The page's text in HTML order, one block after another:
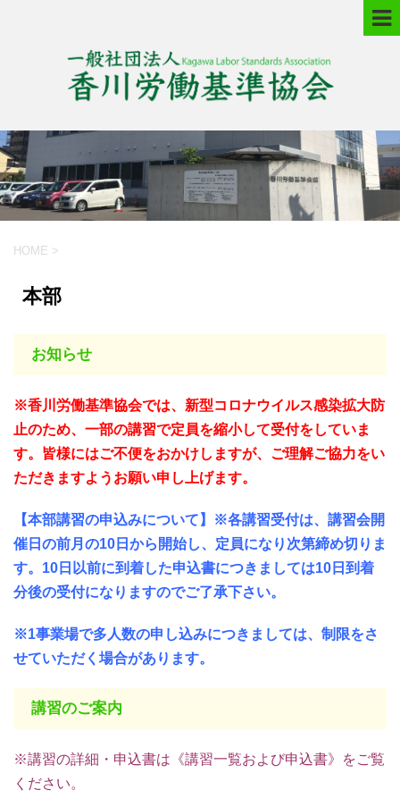
HOME >
本部
お知らせ
※香川労働基準協会では、新型コロナウイルス感染拡大防
止のため、一部の講習で定員を縮小して受付をしていま
す。皆様にはご不便をおかけしますが、ご理解ご協力をい
ただきますようお願い申し上げます。
【本部講習の申込みについて】
※各講習受付は、講習会開
催日の前月の10日から開始し、定員になり次第締め切りま
す。10日以前に到着した申込書につきましては10日到着
分後の受付になりますのでご了承下さい。
※1事業場で多人数の申し込みにつきましては、制限をさ
せていただく場合があります。
講習のご案内
※講習の詳細・申込書は《講習一覧および申込書》をご覧
ください。